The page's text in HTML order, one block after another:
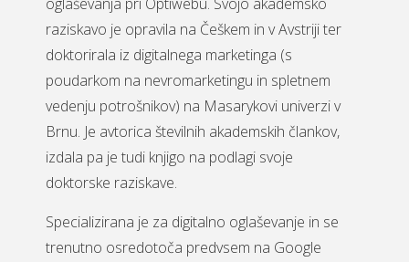
raziskavo je opravila na Češkem in v Avstriji ter
doktorirala iz digitalnega marketinga (s
poudarkom na nevromarketingu in spletnem
vedenju potrošnikov) na Masarykovi univerzi v
Brnu. Je avtorica številnih akademskih člankov,
izdala pa je tudi knjigo na podlagi svoje
doktorske raziskave.
Specializirana je za digitalno oglaševanje in se
trenutno osredotoča predvsem na Google